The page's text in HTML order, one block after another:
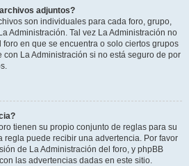
adjuntos?
son individuales para cada foro, grupo,
Administración. Tal vez La Administración no
en que se encuentra o solo ciertos grupos
La Administración si no está seguro de por
tienen su propio conjunto de reglas para su
regla puede recibir una advertencia. Por favor
de La Administración del foro, y phpBB
las advertencias dadas en este sitio.